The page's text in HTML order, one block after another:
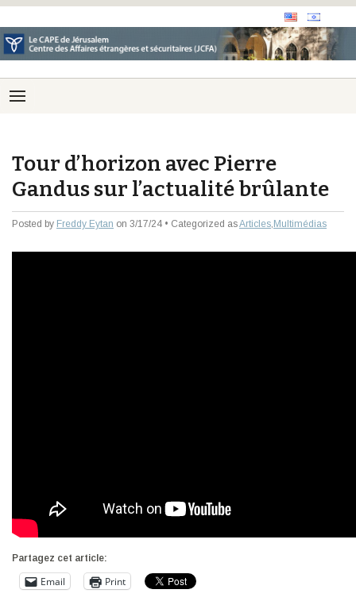
Tour d’horizon avec Pierre
Gandus sur l’actualité brûlante
Posted by Freddy Eytan on 3/17/24 • Categorized asArticles, Multimédias
Partagez cet article:
Email Print